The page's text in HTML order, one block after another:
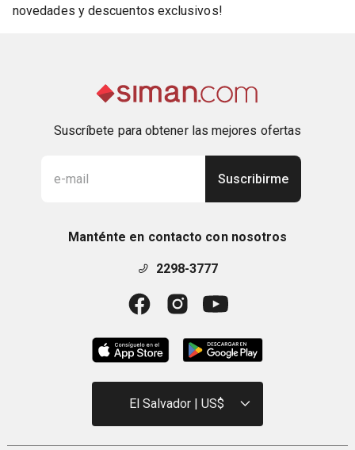
novedades y descuentos exclusivos!
Suscríbete para obtener las mejores ofertas
Suscribirme
Manténte en contacto con nosotros
2298-3777
El Salvador | US$